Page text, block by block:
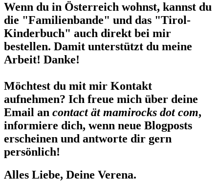
Wenn du in Österreich wohnst, kannst du
die "Familienbande" und das "Tirol-
Kinderbuch" auch direkt bei mir
bestellen. Damit unterstützt du meine
Arbeit! Danke!
Möchtest du mit mir Kontakt
aufnehmen? Ich freue mich über deine
Email an contact ät mamirocks dot com,
informiere dich, wenn neue Blogposts
erscheinen und antworte dir gern
persönlich!
Alles Liebe, Deine Verena.